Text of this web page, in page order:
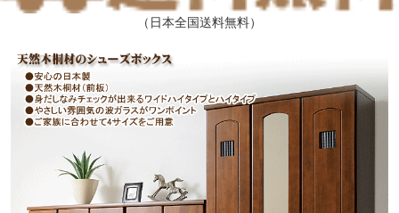
（日本全国送料無料）